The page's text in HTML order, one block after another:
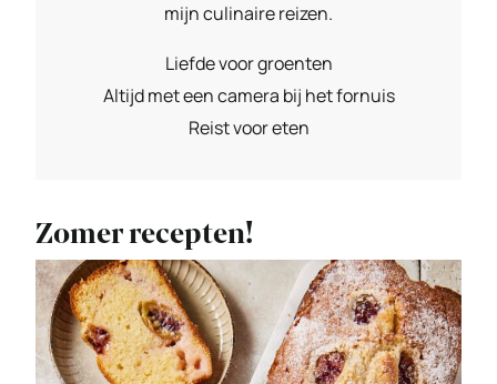
mijn culinaire reizen.
Liefde voor groenten
Altijd met een camera bij het fornuis
Reist voor eten
Zomer recepten!